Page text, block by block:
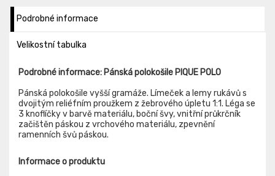
Podrobné informace
Velikostní tabulka
Podrobné informace: Pánská polokošile PIQUE POLO
Pánská polokošile vyšší gramáže. Límeček a lemy rukávů s
dvojitým reliéfním proužkem z žebrového úpletu 1:1. Léga se
3 knoflíčky v barvě materiálu, boční švy, vnitřní průkrčník
začištěn páskou z vrchového materiálu, zpevnění
ramenních švů páskou.
Informace o produktu